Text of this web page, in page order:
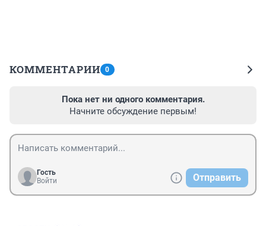
КОММЕНТАРИИ 0
Пока нет ни одного комментария.
Начните обсуждение первым!
Гость
Войти
Отправить